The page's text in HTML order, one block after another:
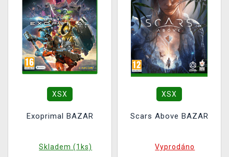
XSX
Exoprimal BAZAR
Skladem (1ks)
XSX
Scars Above BAZAR
Vyprodáno